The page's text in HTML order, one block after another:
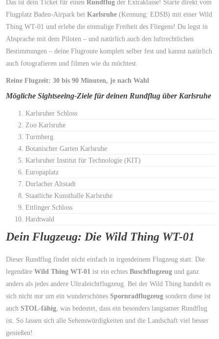
Das ist dein Ticket für einenRundflug der Extraklasse! Starte direkt vom
Flugplatz Baden-Airpark beiKarlsruhe (Kennung: EDSB) mit einer Wild
Thing WT-01 und erlebe die einmalige Freiheit des Fliegens! Du legst in
Absprache mit dem Piloten – und natürlich auch den luftrechtlichen
Bestimmungen – deine Flugroute komplett selber fest und kannst natürlich
auch fotografieren und filmen wie du möchtest.
Reine Flugzeit: 30 bis 90 Minuten, je nach Wahl
Mögliche Sightseeing-Ziele für deinen Rundflug über Karlsruhe
Karlsruher Schloss
Zoo Karlsruhe
Turmberg
Botanischer Garten Karlsruhe
Karlsruher Institut für Technologie (KIT)
Europaplatz
Durlacher Altstadt
Staatliche Kunsthalle Karlsruhe
Ettlinger Schloss
Hardtwald
Dein Flugzeug: Die Wild Thing WT-01
Dieser Rundflug findet nicht einfach in irgendeinem Flugzeug statt:Die
legendäreWild Thing WT-01 ist ein echtesBuschflugzeug und ganz
anders als jedes andere Ultraleichtflugzeug. Bei der Wild Thing handelt es
sich nicht nur um ein wunderschönesSpornradflugzeug sondern diese ist
auchSTOL-fähig, was bedeutet, dass ein besonders langsamer Rundflug
ist. So lassen sich alle Sehenswürdigkeiten und die Landschaft viel besser
genießen!